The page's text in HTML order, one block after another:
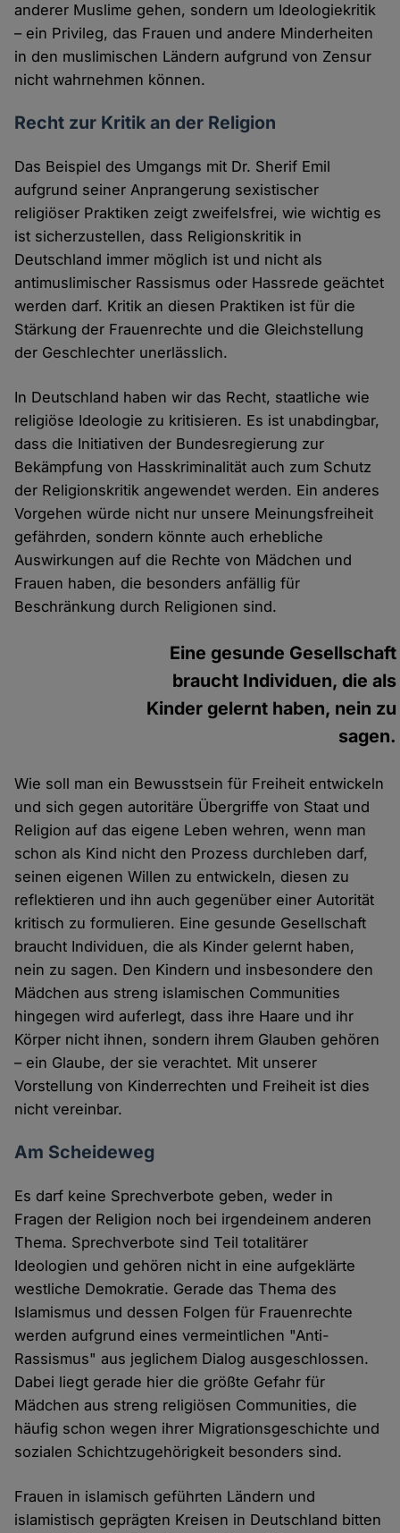
anderer Muslime gehen, sondern um Ideologiekritik
– ein Privileg, das Frauen und andere Minderheiten
in den muslimischen Ländern aufgrund von Zensur
nicht wahrnehmen können.
Recht zur Kritik an der Religion
Das Beispiel des Umgangs mit Dr. Sherif Emil
aufgrund seiner Anprangerung sexistischer
religiöser Praktiken zeigt zweifelsfrei, wie wichtig es
ist sicherzustellen, dass Religionskritik in
Deutschland immer möglich ist und nicht als
antimuslimischer Rassismus oder Hassrede geächtet
werden darf. Kritik an diesen Praktiken ist für die
Stärkung der Frauenrechte und die Gleichstellung
der Geschlechter unerlässlich.
In Deutschland haben wir das Recht, staatliche wie
religiöse Ideologie zu kritisieren. Es ist unabdingbar,
dass die Initiativen der Bundesregierung zur
Bekämpfung von Hasskriminalität auch zum Schutz
der Religionskritik angewendet werden. Ein anderes
Vorgehen würde nicht nur unsere Meinungsfreiheit
gefährden, sondern könnte auch erhebliche
Auswirkungen auf die Rechte von Mädchen und
Frauen haben, die besonders anfällig für
Beschränkung durch Religionen sind.
Eine gesunde Gesellschaft
braucht Individuen, die als
Kinder gelernt haben, nein zu
sagen.
Wie soll man ein Bewusstsein für Freiheit entwickeln
und sich gegen autoritäre Übergriffe von Staat und
Religion auf das eigene Leben wehren, wenn man
schon als Kind nicht den Prozess durchleben darf,
seinen eigenen Willen zu entwickeln, diesen zu
reflektieren und ihn auch gegenüber einer Autorität
kritisch zu formulieren. Eine gesunde Gesellschaft
braucht Individuen, die als Kinder gelernt haben,
nein zu sagen. Den Kindern und insbesondere den
Mädchen aus streng islamischen Communities
hingegen wird auferlegt, dass ihre Haare und ihr
Körper nicht ihnen, sondern ihrem Glauben gehören
– ein Glaube, der sie verachtet. Mit unserer
Vorstellung von Kinderrechten und Freiheit ist dies
nicht vereinbar.
Am Scheideweg
Es darf keine Sprechverbote geben, weder in
Fragen der Religion noch bei irgendeinem anderen
Thema. Sprechverbote sind Teil totalitärer
Ideologien und gehören nicht in eine aufgeklärte
westliche Demokratie. Gerade das Thema des
Islamismus und dessen Folgen für Frauenrechte
werden aufgrund eines vermeintlichen "Anti-
Rassismus" aus jeglichem Dialog ausgeschlossen.
Dabei liegt gerade hier die größte Gefahr für
Mädchen aus streng religiösen Communities, die
häufig schon wegen ihrer Migrationsgeschichte und
sozialen Schichtzugehörigkeit besonders sind.
Frauen in islamisch geführten Ländern und
islamistisch geprägten Kreisen in Deutschland bitten